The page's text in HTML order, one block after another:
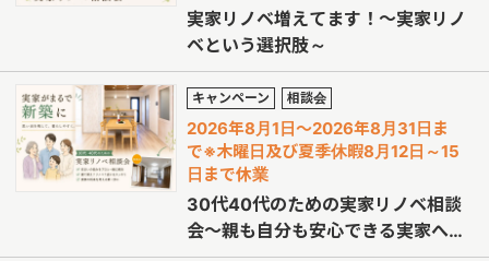
実家リノベ増えてます！～実家リノ
ベという選択肢～
キャンペーン 相談会
2026年8月1日～2026年8月31日ま
で※木曜日及び夏季休暇8月12日～15
日まで休業
30代40代のための実家リノベ相談
会～親も自分も安心できる実家へ。
～